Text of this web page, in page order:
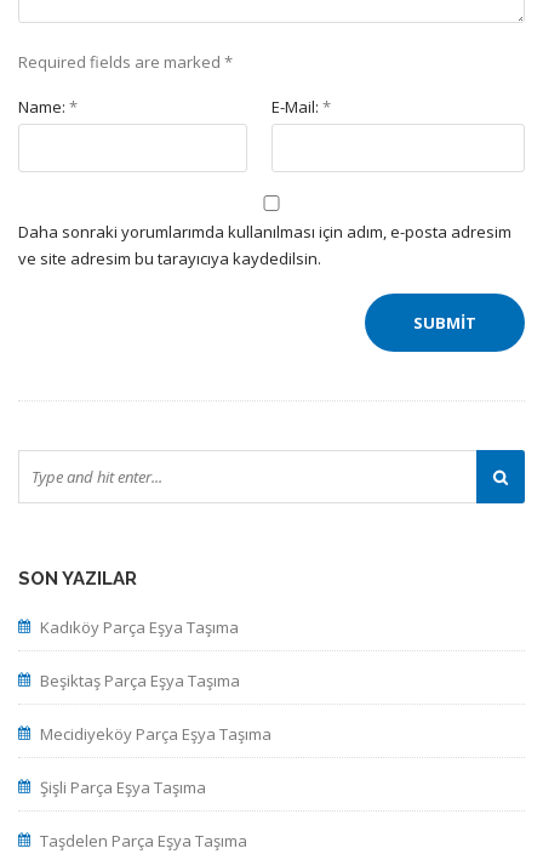
Required fields are marked *
Name: * E-Mail: *
Daha sonraki yorumlarımda kullanılması için adım, e-posta adresim
ve site adresim bu tarayıcıya kaydedilsin.
SON YAZILAR
Kadıköy Parça Eşya Taşıma
Beşiktaş Parça Eşya Taşıma
Mecidiyeköy Parça Eşya Taşıma
Şişli Parça Eşya Taşıma
Taşdelen Parça Eşya Taşıma